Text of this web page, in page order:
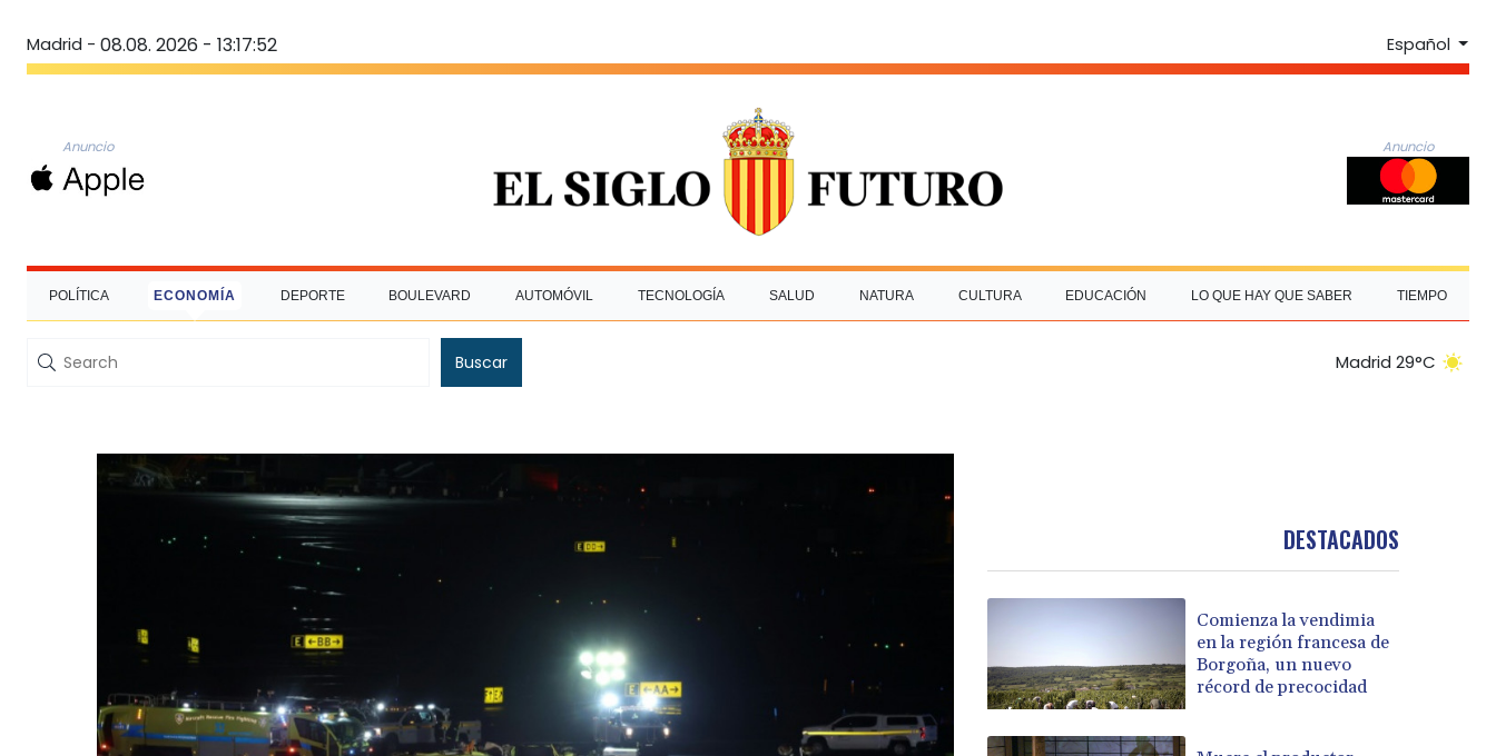
Madrid - 08.08. 2026 - 13:17:53 Español
Anuncio Anuncio
POLÍTICA ECONOMÍA DEPORTE BOULEVARD AUTOMÓVIL TECNOLOGÍA SALUD NATURA CULTURA EDUCACIÓN LO QUE HAY QUE SABER TIEMPO
Buscar Madrid 29°C
DESTACADOS
Comienza la vendimia
en la región francesa de
Borgoña, un nuevo
récord de precocidad